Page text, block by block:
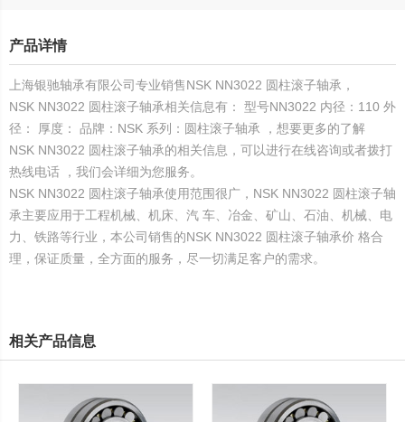
产品详情
上海银驰轴承有限公司专业销售NSK NN3022 圆柱滚子轴承，
NSK NN3022 圆柱滚子轴承相关信息有： 型号NN3022 内径：110 外
径： 厚度： 品牌：NSK 系列：圆柱滚子轴承 ，想要更多的了解
NSK NN3022 圆柱滚子轴承的相关信息，可以进行在线咨询或者拨打
热线电话 ，我们会详细为您服务。
NSK NN3022 圆柱滚子轴承使用范围很广，NSK NN3022 圆柱滚子轴
承主要应用于工程机械、机床、汽 车、冶金、矿山、石油、机械、电
力、铁路等行业，本公司销售的NSK NN3022 圆柱滚子轴承价 格合
理，保证质量，全方面的服务，尽一切满足客户的需求。
相关产品信息